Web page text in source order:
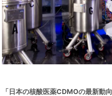
「日本の核酸医薬CDMOの最新動